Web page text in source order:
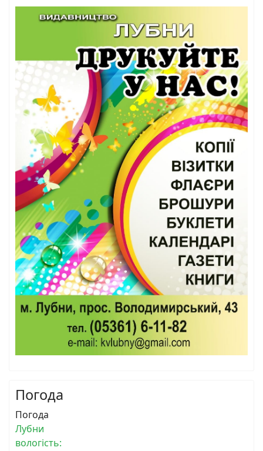
Погода
Погода
Лубни
вологість: